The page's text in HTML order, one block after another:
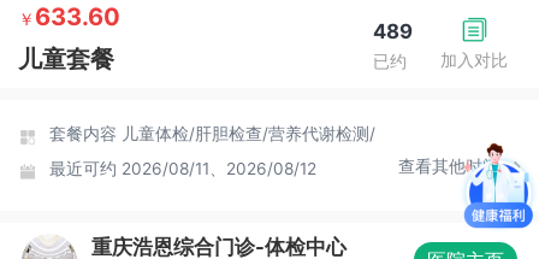
加入对比
489
已约
￥ 633.60
儿童套餐
套餐内容 儿童体检/肝胆检查/营养代谢检测/
最近可约 2026/08/11、2026/08/12 查看其他时间
重庆浩恩综合门诊-体检中心